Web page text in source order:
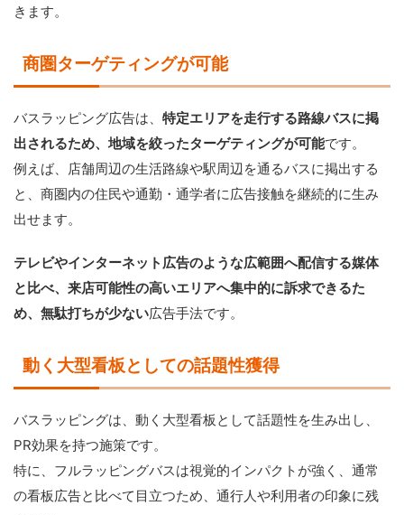
きます。
商圏ターゲティングが可能
バスラッピング広告は、 特定エリアを走行する路線バスに掲
出されるため、地域を絞ったターゲティングが可能です。
例えば、店舗周辺の生活路線や駅周辺を通るバスに掲出する
と、商圏内の住民や通勤・通学者に広告接触を継続的に生み
出せます。
テレビやインターネット広告のような広範囲へ配信する媒体
と比べ、来店可能性の高いエリアへ集中的に訴求できるた
め、無駄打ちが少ない広告手法です。
動く大型看板としての話題性獲得
バスラッピングは、動く大型看板として話題性を生み出し、
PR効果を持つ施策です。
特に、フルラッピングバスは視覚的インパクトが強く、通常
の看板広告と比べて目立つため、通行人や利用者の印象に残